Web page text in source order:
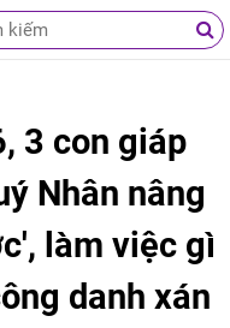
3 con giáp
Nhân nâng
làm việc gì
danh xán